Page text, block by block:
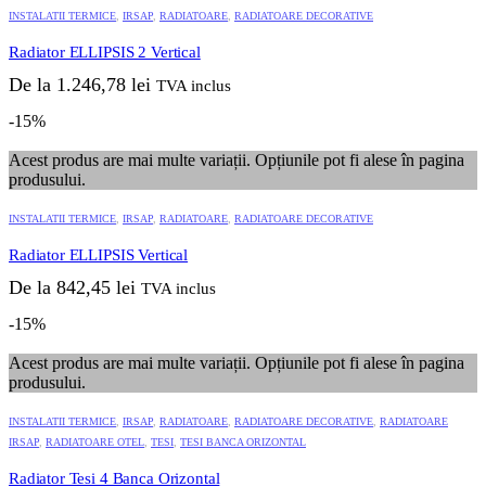
INSTALATII TERMICE IRSAP RADIATOARE RADIATOARE DECORATIVE
Radiator ELLIPSIS 2 Vertical
De la 1.246,78 lei TVA inclus
-15%
Acest produs are mai multe variații. Opțiunile pot fi alese în pagina
produsului.
INSTALATII TERMICE IRSAP RADIATOARE RADIATOARE DECORATIVE
Radiator ELLIPSIS Vertical
De la 842,45 lei TVA inclus
-15%
Acest produs are mai multe variații. Opțiunile pot fi alese în pagina
produsului.
INSTALATII TERMICE IRSAP RADIATOARE RADIATOARE DECORATIVE RADIATOARE
IRSAP RADIATOARE OTEL TESI TESI BANCA ORIZONTAL
Radiator Tesi 4 Banca Orizontal